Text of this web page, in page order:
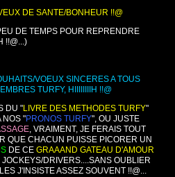
DE SANTE/BONHEUR !!@
DE TEMPS POUR REPRENDRE
!!@...)
VOEUX SINCERES A TOUS
TURFY, HIIIIIIIIH !!@
DU "LIVRE DES METHODES TURFY"
NOS "PRONOS TURFY", OU JUSTE
, VRAIMENT, JE FERAIS TOUT
QUE CHACUN PUISSE PICORER UN
DE CE GRAAAND GATEAU D'AMOUR
JOCKEYS/DRIVERS....SANS OUBLIER
J'INSISTE ASSEZ SOUVENT !!@...